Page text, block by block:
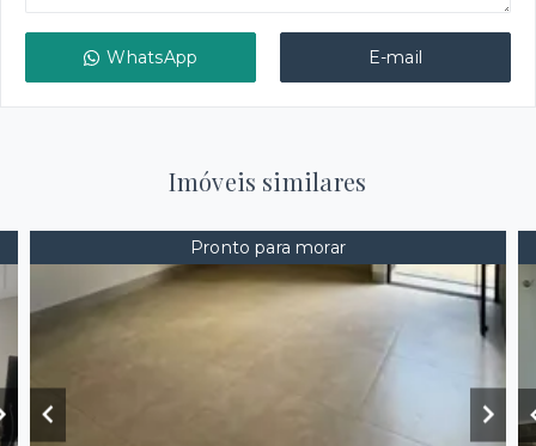
WhatsApp E-mail
Imóveis similares
Pronto para morar